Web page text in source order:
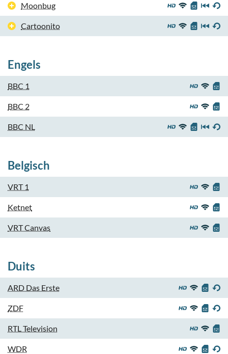
Moonbug
Cartoonito
Engels
BBC 1
BBC 2
BBC NL
Belgisch
VRT 1
Ketnet
VRT Canvas
Duits
ARD Das Erste
ZDF
RTL Television
WDR